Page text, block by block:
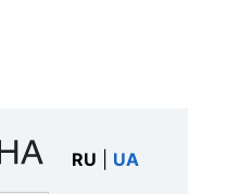
RU UA